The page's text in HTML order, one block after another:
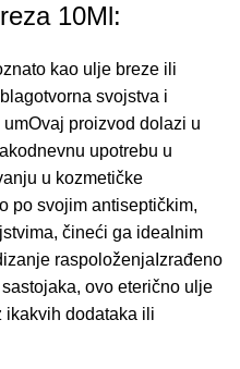
10Ml:
kao ulje breze ili
svojstva i
proizvod dolazi u
upotrebu u
u kozmetičke
po svojim antiseptičkim,
čineći ga idealnim
raspoloženjaIzrađeno
ovo eterično ulje
ikakvih dodataka ili